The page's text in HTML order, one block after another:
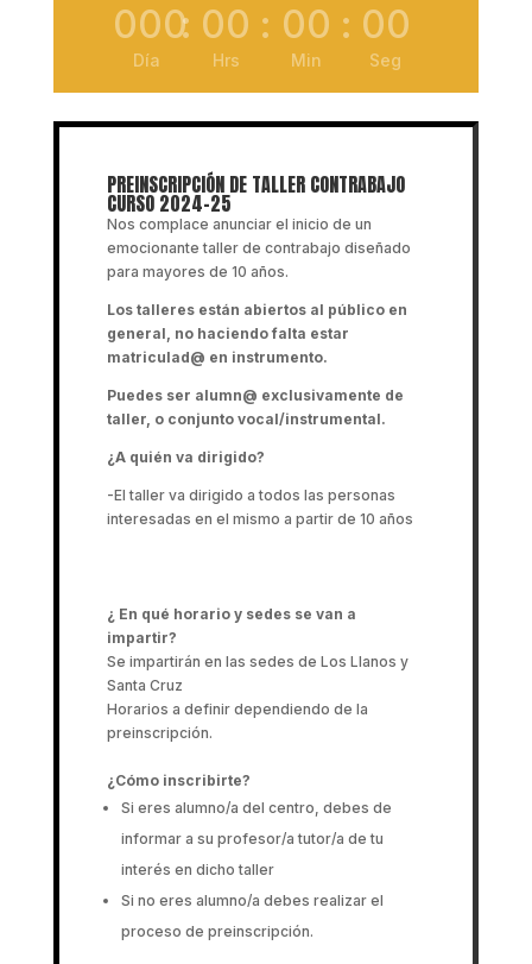
000
Día
: 00
Hrs
: 00
Min
: 00
Seg
PREINSCRIPCIÓN DE TALLER CONTRABAJO
CURSO 2024-25
Nos complace anunciar el inicio de un
emocionante taller de contrabajo diseñado
para mayores de 10 años.
Los talleres están abiertos al público en
general, no haciendo falta estar
matriculad@ en instrumento.
Puedes ser alumn@ exclusivamente de
taller, o conjunto vocal/instrumental.
¿A quién va dirigido?
-El taller va dirigido a todos las personas
interesadas en el mismo a partir de 10 años
¿ En qué horario y sedes se van a
impartir?
Se impartirán en las sedes de Los Llanos y
Santa Cruz
Horarios a definir dependiendo de la
preinscripción.
¿Cómo inscribirte?
Si eres alumno/a del centro, debes de
informar a su profesor/a tutor/a de tu
interés en dicho taller
Si no eres alumno/a debes realizar el
proceso de preinscripción.